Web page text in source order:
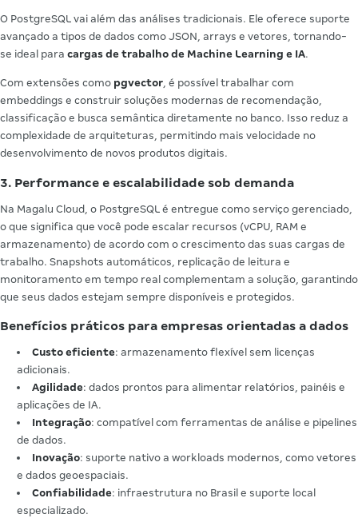
O PostgreSQL vai além das análises tradicionais. Ele oferece suporte
avançado a tipos de dados como JSON, arrays e vetores, tornando-
se ideal para cargas de trabalho de Machine Learning e IA.
Com extensões como pgvector , é possível trabalhar com
embeddings e construir soluções modernas de recomendação,
classificação e busca semântica diretamente no banco. Isso reduz a
complexidade de arquiteturas, permitindo mais velocidade no
desenvolvimento de novos produtos digitais.
3. Performance e escalabilidade sob demanda
Na Magalu Cloud, o PostgreSQL é entregue como serviço gerenciado,
o que significa que você pode escalar recursos (vCPU, RAM e
armazenamento) de acordo com o crescimento das suas cargas de
trabalho. Snapshots automáticos, replicação de leitura e
monitoramento em tempo real complementam a solução, garantindo
que seus dados estejam sempre disponíveis e protegidos.
Benefícios práticos para empresas orientadas a dados
Custo eficiente: armazenamento flexível sem licenças
adicionais.
Agilidade: dados prontos para alimentar relatórios, painéis e
aplicações de IA.
Integração: compatível com ferramentas de análise e pipelines
de dados.
Inovação: suporte nativo a workloads modernos, como vetores
e dados geoespaciais.
Confiabilidade: infraestrutura no Brasil e suporte local
especializado.